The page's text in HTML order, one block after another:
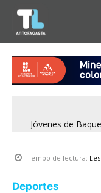
Jóvenes de
Tiempo de lectura:
Deportes